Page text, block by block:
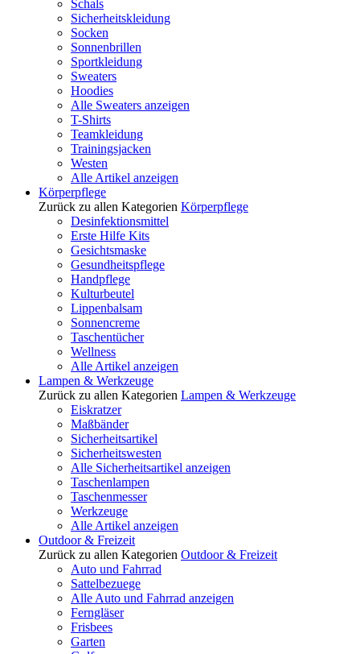
Schals
Sicherheitskleidung
Socken
Sonnenbrillen
Sportkleidung
Sweaters
Hoodies
Alle Sweaters anzeigen
T-Shirts
Teamkleidung
Trainingsjacken
Westen
Alle Artikel anzeigen
Körperpflege
Zurück zu allen Kategorien Körperpflege
Desinfektionsmittel
Erste Hilfe Kits
Gesichtsmaske
Gesundheitspflege
Handpflege
Kulturbeutel
Lippenbalsam
Sonnencreme
Taschentücher
Wellness
Alle Artikel anzeigen
Lampen & Werkzeuge
Zurück zu allen Kategorien Lampen & Werkzeuge
Eiskratzer
Maßbänder
Sicherheitsartikel
Sicherheitswesten
Alle Sicherheitsartikel anzeigen
Taschenlampen
Taschenmesser
Werkzeuge
Alle Artikel anzeigen
Outdoor & Freizeit
Zurück zu allen Kategorien Outdoor & Freizeit
Auto und Fahrrad
Sattelbezuege
Alle Auto und Fahrrad anzeigen
Ferngläser
Frisbees
Garten